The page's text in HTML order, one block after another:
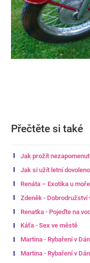
Přečtěte si také
Jak prožít
Jak si užít letní
Renáta – Exotika u moře
Zdeněk - Dobrodružství
Renatka - Pojeďte na
Káťa - Sex ve městě
Martina - Rybaření v
Martina - Rybaření v